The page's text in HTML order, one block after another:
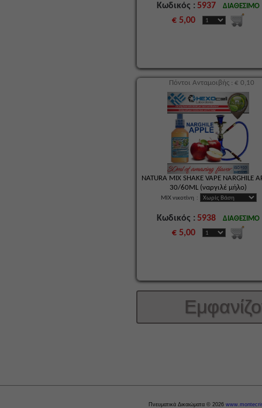
Κωδικός : 5937 ΔΙΑΘΕΣΙΜΟ
€ 5,00
NATURA MIX SHAKE VAPE NARGHILE
30/60ML (ναργιλέ μήλο)
MIX νικοτίνη :
Κωδικός : 5938 ΔΙΑΘΕΣΙΜΟ
€ 5,00
Πόντοι Ανταμοιβής : € 0,10
Πνευματικά Δικαιώματα © 2026